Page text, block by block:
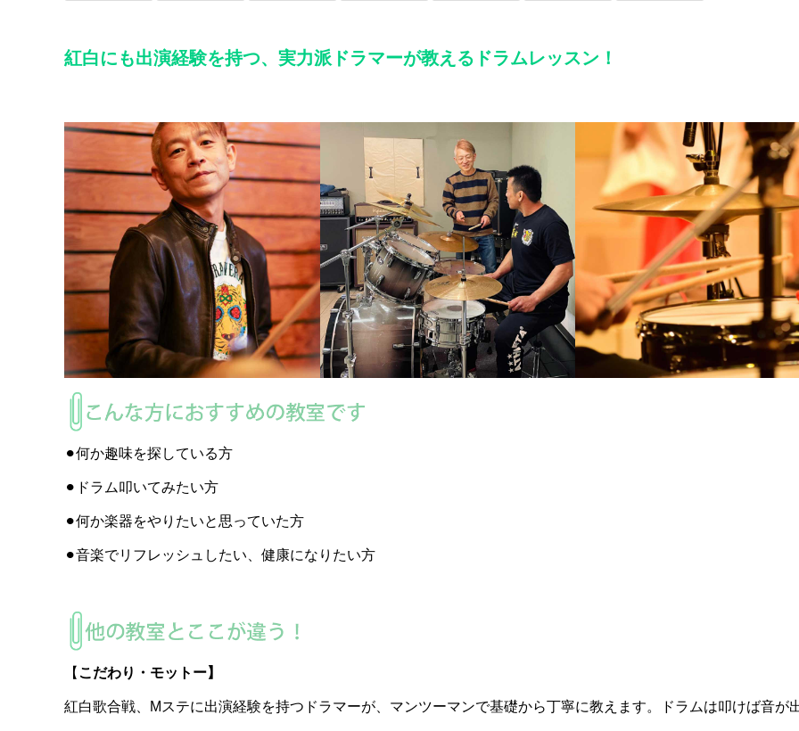
紅白にも出演経験を持つ、実力派ドラマーが教えるドラムレッスン！
⚫︎何か趣味を探している方
⚫︎ドラム叩いてみたい方
⚫︎何か楽器をやりたいと思っていた方
⚫︎音楽でリフレッシュしたい、健康になりたい方
【 こだわり・モットー】
紅白歌合戦、Mステに出演経験を持つドラマーが、マンツーマンで基礎から丁寧に教えます。ドラムは叩けば音が